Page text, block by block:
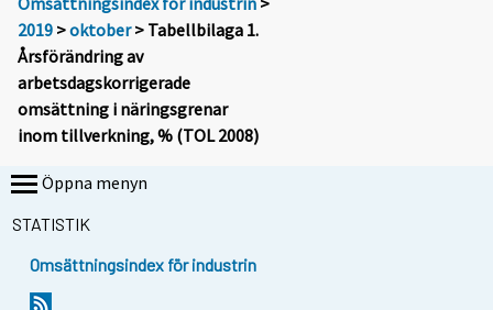
2019 >oktober> Tabellbilaga 1.
Årsförändring av
arbetsdagskorrigerade
omsättning i näringsgrenar
inom tillverkning, % (TOL 2008)
Öppna menyn
STATISTIK
Omsättningsindex för industrin